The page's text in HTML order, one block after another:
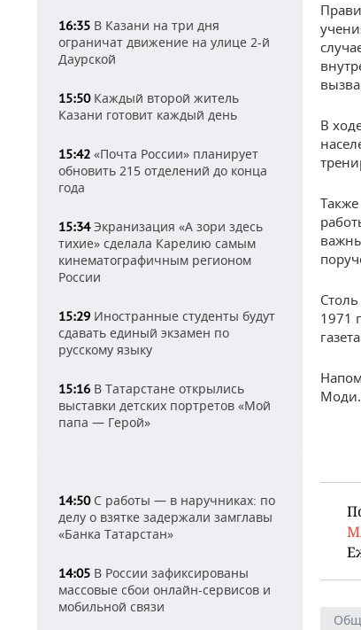
16:35 В Казани на три дня
ограничат движение на улице 2-й
Даурской
15:50Каждый второй житель
Казани готовит каждый день
15:42 «Почта России» планирует
обновить 215 отделений до конца
года
15:34Экранизация «А зори здесь
тихие» сделала Карелию самым
кинематографичным регионом
России
15:29 Иностранные студенты будут
сдавать единый экзамен по
русскому языку
15:16 В Татарстане открылись
выставки детских портретов «Мой
папа — Герой»
14:50С работы — в наручниках: по
делу о взятке задержали замглавы
«Банка Татарстан»
14:05 В России зафиксированы
массовые сбои онлайн-сервисов и
мобильной связи
В
1971
Моди.